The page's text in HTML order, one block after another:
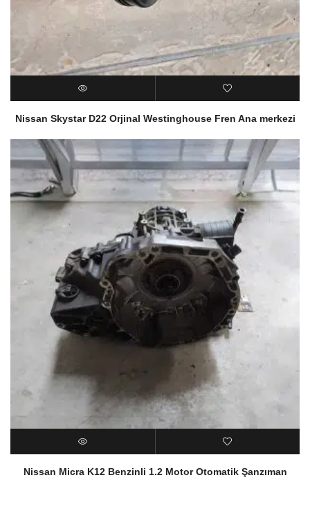
Nissan Skystar D22 Orjinal Westinghouse Fren Ana merkezi
Nissan Micra K12 Benzinli 1.2 Motor Otomatik Şanzıman